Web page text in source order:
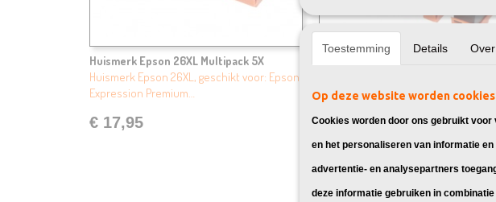
Huismerk Epson 26XL Multipack 5X
Huismerk Epson 26XL, geschikt voor: Epson
Expression Premium…
€ 17,95
Expression Premium…
€ 29,95
Toestemming Details Over
Op deze website worden
Cookies worden door ons gebruikt
en het personaliseren van informatie
advertentie- en analysepartners
deze informatie gebruiken in